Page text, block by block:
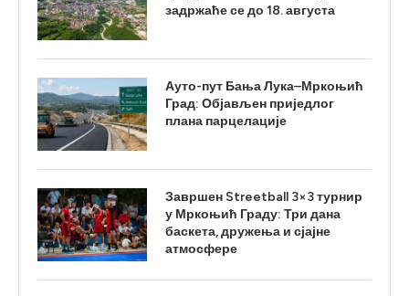
задржаће се до 18. августа
Ауто-пут Бања Лука–Мркоњић
Град: Објављен приједлог
плана парцелације
Завршен Streetball 3×3 турнир
у Мркоњић Граду: Три дана
баскета, дружења и сјајне
атмосфере